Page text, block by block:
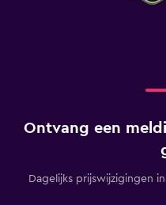
Ontvang een
Dagelijks prijswijzigingen